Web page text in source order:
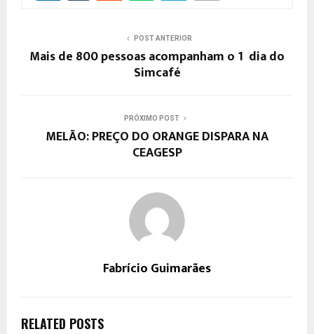
POST ANTERIOR
Mais de 800 pessoas acompanham o 1º dia do
Simcafé
PRÓXIMO POST
MELÃO: PREÇO DO ORANGE DISPARA NA
CEAGESP
Fabrício Guimarães
RELATED POSTS